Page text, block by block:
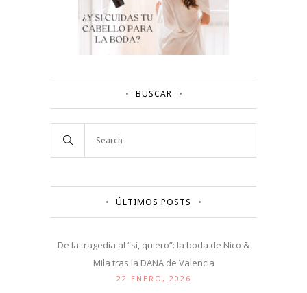
BUSCAR
ÚLTIMOS POSTS
De la tragedia al “sí, quiero”: la boda de Nico &
Mila tras la DANA de Valencia
22 ENERO, 2026